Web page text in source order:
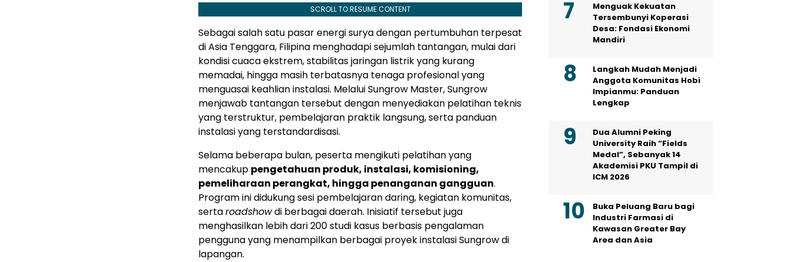
SCROLL TO RESUME CONTENT
Sebagai salah satu pasar energi surya dengan pertumbuhan terpesat
di Asia Tenggara, Filipina menghadapi sejumlah tantangan, mulai dari
kondisi cuaca ekstrem, stabilitas jaringan listrik yang kurang
memadai, hingga masih terbatasnya tenaga profesional yang
menguasai keahlian instalasi. Melalui Sungrow Master, Sungrow
menjawab tantangan tersebut dengan menyediakan pelatihan teknis
yang terstruktur, pembelajaran praktik langsung, serta panduan
instalasi yang terstandardisasi.
Selama beberapa bulan, peserta mengikuti pelatihan yang
mencakup pengetahuan produk, instalasi, komisioning,
pemeliharaan perangkat, hingga penanganan gangguan.
Program ini didukung sesi pembelajaran daring, kegiatan komunitas,
sertaroadshowdi berbagai daerah. Inisiatif tersebut juga
menghasilkan lebih dari 200 studi kasus berbasis pengalaman
pengguna yang menampilkan berbagai proyek instalasi Sungrow di
lapangan.
Menguak Kekuatan
Tersembunyi Koperasi
Desa: Fondasi Ekonomi
Mandiri
Langkah Mudah Menjadi
Anggota Komunitas Hobi
Impianmu: Panduan
Lengkap
Dua Alumni Peking
University Raih “Fields
Medal”, Sebanyak 14
Akademisi PKU Tampil di
ICM 2026
Buka Peluang Baru bagi
Industri Farmasi di
Kawasan Greater Bay
Area dan Asia